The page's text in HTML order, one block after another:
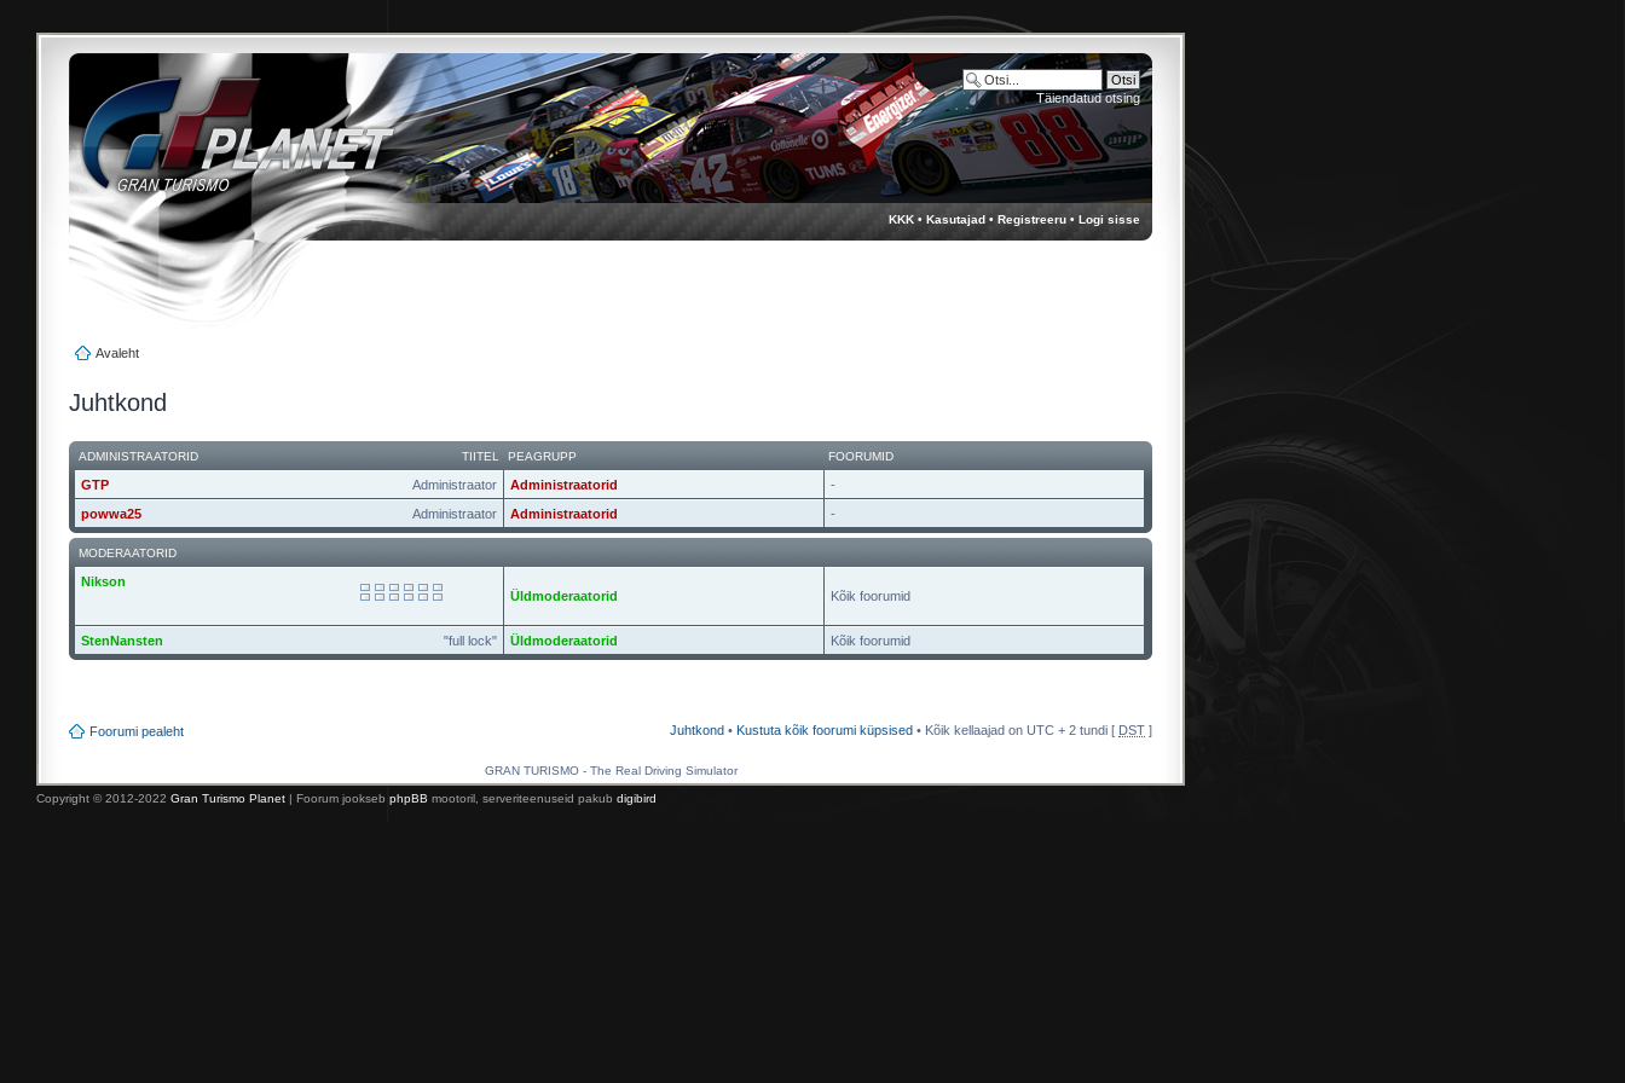
KKK • Kasutajad • Registreeru • Logi sisse
Avaleht
Täiendatud otsing
Juhtkond
TIITEL
ADMINISTRAATORID PEAGRUPP FOORUMID
Administraator
GTP Administraatorid
-
Administraator
powwa25 Administraatorid -
MODERAATORID
Nikson
Üldmoderaatorid
Kõik foorumid
"full lock"
StenNansten Üldmoderaatorid Kõik foorumid
Foorumi pealeht Juhtkond • Kustuta kõik foorumi küpsised • Kõik kellaajad on UTC + 2 tundi [ DST ]
GRAN TURISMO - The Real Driving Simulator
Copyright © 2012-2022 Gran Turismo Planet | Foorum jookseb phpBB mootoril, serveriteenuseid pakub digibird